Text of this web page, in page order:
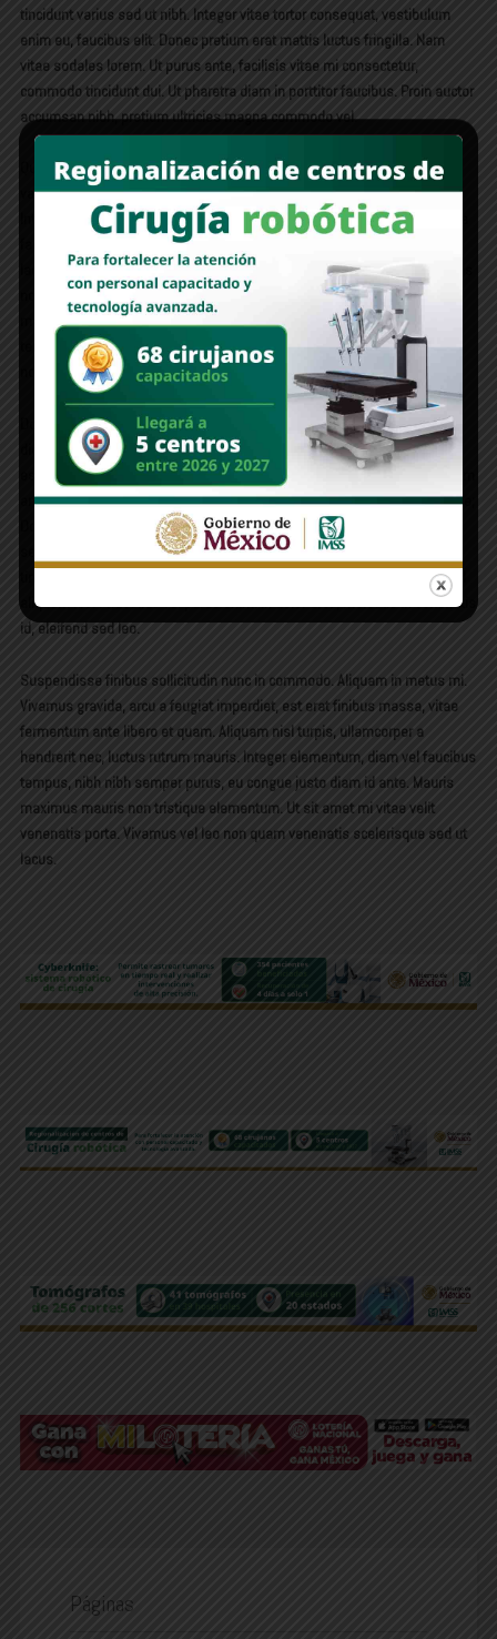
tincidunt varius sed ut nibh. Integer vitae tortor consequat, vestibulum
enim eu, faucibus elit. Donec pretium erat mattis luctus fringilla. Nam
vitae sodales lorem. Ut purus ante, facilisis vitae mi consectetur,
commodo tincidunt dui. Ut pharetra diam in porttitor faucibus. Proin auctor
accumsan nibh, pretium ultricies magna commodo vel.
Quisque vitae metus urna. Phasellus blandit, felis sit amet tristique
varius, purus magna tincidunt turpis, et blandit lacus odio quis tellus.
Integer a neque volutpat, tristique diam eleifend, bibendum mauris. Nulla
facilisi. Cras eu ex ac est dapibus malesuada. Suspendisse molestie
laoreet mauris, sed aliquam elit venenatis eget. Pellentesque mollis, felis
non dictum euismod, massa nisl tempor lectus, eget tincidunt risus
mauris eget sem. Sed laoreet nulla ut enim porttitor posuere. Sed vitae
tempus odio. Nunc ultrices maximus tortor, id bibendum arcu eleifend
non. Praesent vitae arcu tortor.
Donec tempus metus sit amet mi porta, imperdiet scelerisque tellus
dictum. Fusce lectus mauris, dapibus id ultrices posuere, congue eget
est. Phasellus sollicitudin risus non velit egestas consectetur. Vestibulum
ante ipsum primis in faucibus orci luctus et ultrices posuere cubilia Curae;
Donec imperdiet aliquam nibh, non tincidunt ante pulvinar quis. Vivamus
sed quam non nunc hendrerit ullamcorper quis ac erat. Quisque at
tincidunt turpis. Phasellus a ante sit amet dolor semper ultricies. Sed vel
aliquam leo. Phasellus vel purus enim. In dolor arcu, molestie in venenatis
id, eleifend sed leo.
Suspendisse finibus sollicitudin nunc in commodo. Aliquam in metus mi.
Vivamus gravida, arcu a feugiat imperdiet, est erat finibus massa, vitae
fermentum ante libero et quam. Aliquam nisl turpis, ullamcorper a
hendrerit nec, luctus rutrum mauris. Integer elementum, diam vel faucibus
tempus, nibh nibh semper purus, eu congue justo diam id ante. Mauris
maximus mauris non tristique elementum. Ut sit amet mi vitae velit
venenatis porta. Vivamus vel leo non quam venenatis scelerisque sed ut
lacus.
Páginas